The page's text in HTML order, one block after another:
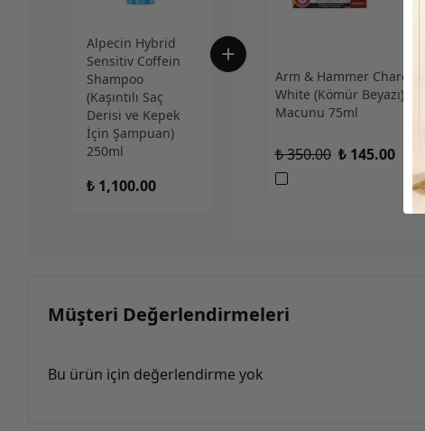
Alpecin Hybrid
Sensitiv Coffein
Shampoo
(Kaşıntılı Saç
Derisi ve Kepek
İçin Şampuan)
250ml
₺ 1,100.00
Arm & Hammer Charcoal
White (Kömür Beyazı) Diş
Macunu 75ml
₺ 350.00 ₺ 145.00
Müşteri Değerlendirmeleri
Bu ürün için değerlendirme yok